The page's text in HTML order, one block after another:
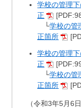
学校の管理
正
└学校の管
正箇所
学校の管理
正
└学校の管
正箇所
（令和3年5月6日